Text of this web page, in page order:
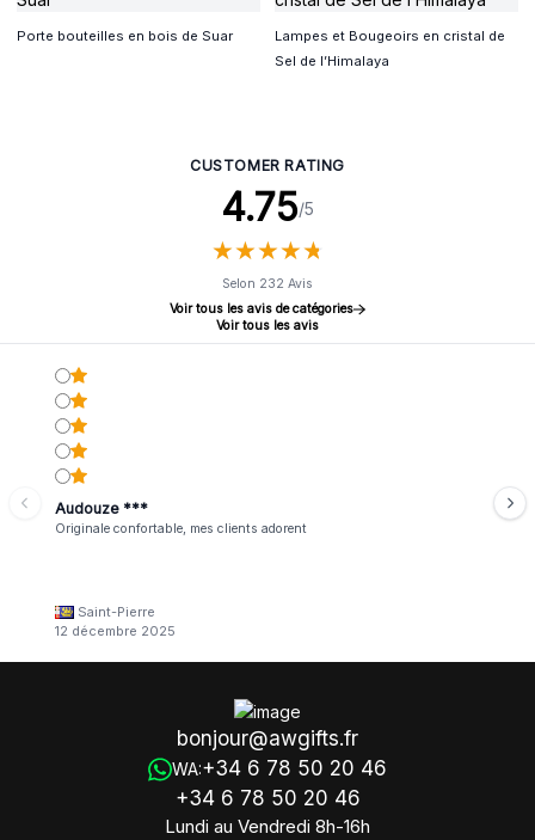
Porte bouteilles en bois de Suar
Lampes et Bougeoirs en cristal de
Sel de l’Himalaya
CUSTOMER RATING
4.75/5
★★★★★
★★★★★
Selon 232 Avis
Voir tous les avis de catégories
Voir tous les avis
Audouze ***
Originale confortable, mes clients adorent
Saint-Pierre
12 décembre 2025
bonjour@awgifts.fr
WA:+34 6 78 50 20 46
+34 6 78 50 20 46
Lundi au Vendredi 8h-16h